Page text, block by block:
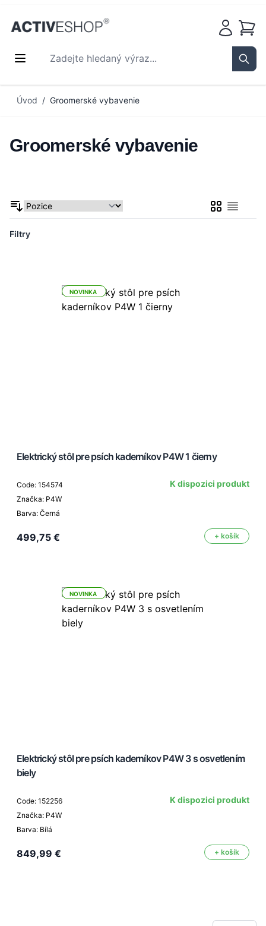
Zadejte hledaný výraz...
Košík
Úvod / Groomerské vybavenie
Groomerské vybavenie
MřížkaSeznam
Filtry
NOVINKA
Elektrický stôl pre psích kaderníkov P4W 1 čierny
Code: 154574
Značka: P4W
Barva: Černá
K dispozici produkt
499,75 € + košík
NOVINKA
Elektrický stôl pre psích kaderníkov P4W 3 s osvetlením
biely
Code: 152256
Značka: P4W
Barva: Bílá
K dispozici produkt
849,99 € + košík